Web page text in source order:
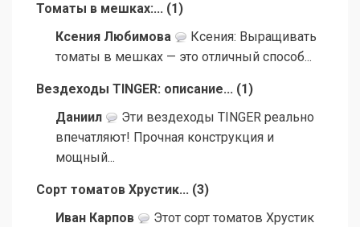
Томаты в мешках:... (1)
Ксения Любимова
Ксения: Выращивать
томаты в мешках — это отличный способ...
Вездеходы TINGER: описание... (1)
Даниил
Эти вездеходы TINGER реально
впечатляют! Прочная конструкция и
мощный...
Сорт томатов Хрустик... (3)
Иван Карпов
Этот сорт томатов Хрустик